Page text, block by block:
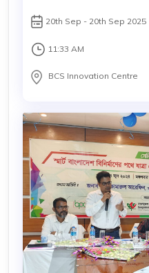
20th Sep - 20th Sep 2025
11:33 AM
BCS Innovation Centre